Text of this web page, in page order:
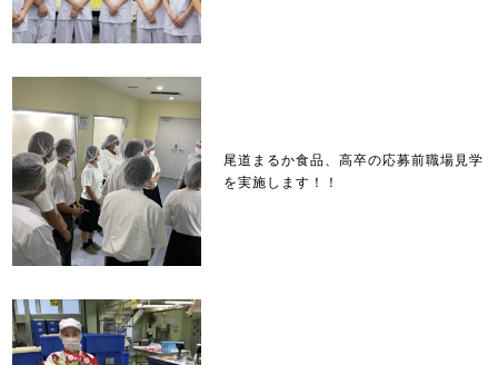
尾道まるか食品、高卒の応募前職場見学
を実施します！！